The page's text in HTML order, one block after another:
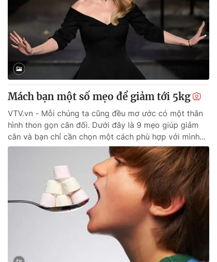
Theo dõi báo trên
Cơ quan chủ quản:
Đài Truyền hình Việt Nam
Cơ quan báo chí:Thời báo VTV
Giấy phép hoạt động báo in và báo điện tử số 483/GP-BTTTT
Tổng Biên tập: Vũ Thanh Thủy
Phó Tổng Biên tập:Nguyễn Thị Mỹ Hạnh, Phạm Quốc Thắng,
Nguyễn Trọng Ninh
Tổng đài VTV:024.38 355 931 - 024.38 355 932
024.66 897 897
toasoan@vtv.vn
Liên hệ quảng cáo:
024-7300.7108
Mách bạn một số mẹo để giảm tới 5kg
VTV.vn - Mỗi chúng ta cũng đều mơ ước có một thân
hình thon gọn cân đối. Dưới đây là 9 mẹo giúp giảm
cân và bạn chỉ cần chọn một cách phù hợp với mình...